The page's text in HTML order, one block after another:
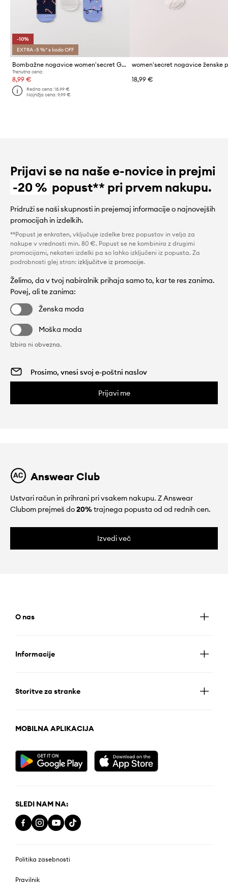
-10%
EXTRA -5 %* s kodo OFF
Bombažne nogavice women'secret GENERIC SOCKS PACKS 3-pack
Trenutna cena:
8,99 €
Redna cena:18,99 €
Najnižja cena:9,99 €
18,99 €
Prijavi se na naše e-novice in prejmi
-20 % popust** pri prvem nakupu.
Pridruži se naši skupnosti in prejemaj informacije o najnovejših
promocijah in izdelkih.
**Popust je enkraten, vključuje izdelke brez popustov in velja za
nakupe v vrednosti min. 80 €. Popust se ne kombinira z drugimi
promocijami, nekateri izdelki pa so lahko izključeni iz popusta. Za
podrobnosti glej stran: izključitve iz promocije.
Želimo, da v tvoj nabiralnik prihaja samo to, kar te res zanima.
Povej, ali te zanima:
Ženska moda
Moška moda
Izbira ni obvezna.
Prijavi me
Answear Club
Ustvari račun in prihrani pri vsakem nakupu. Z Answear
Clubom prejmeš do20%trajnega popusta od od rednih cen.
Izvedi več
O nas
Informacije
Storitve za stranke
MOBILNA APLIKACIJA
SLEDI NAM NA:
Politika zasebnosti
Pravilnik